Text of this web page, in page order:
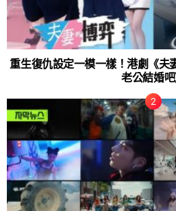
重生復仇設定一模一樣！港劇《夫
老公結婚吧